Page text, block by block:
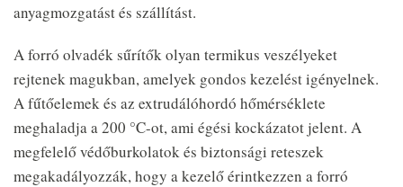
anyagmozgatást és szállítást.
A forró olvadék sűrítők olyan termikus veszélyeket
rejtenek magukban, amelyek gondos kezelést igényelnek.
A fűtőelemek és az extrudálóhordó hőmérséklete
meghaladja a 200 °C-ot, ami égési kockázatot jelent. A
megfelelő védőburkolatok és biztonsági reteszek
megakadályozzák, hogy a kezelő érintkezzen a forró